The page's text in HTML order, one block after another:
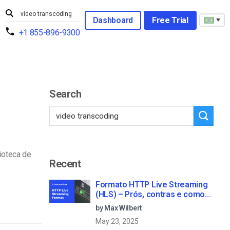
+1 855-896-9300
Dashboard Free Trial
de
Search
Recent
Formato HTTP Live Streaming
(HLS) – Prós, contras e como
funciona
by Max Wilbert
May 23, 2025